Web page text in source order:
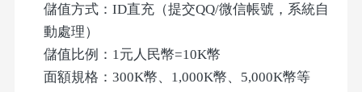
儲值方式：ID直充（提交QQ/微信帳號，系統自
動處理）
儲值比例：1元人民幣=10K幣
面額規格：300K幣、1,000K幣、5,000K幣等